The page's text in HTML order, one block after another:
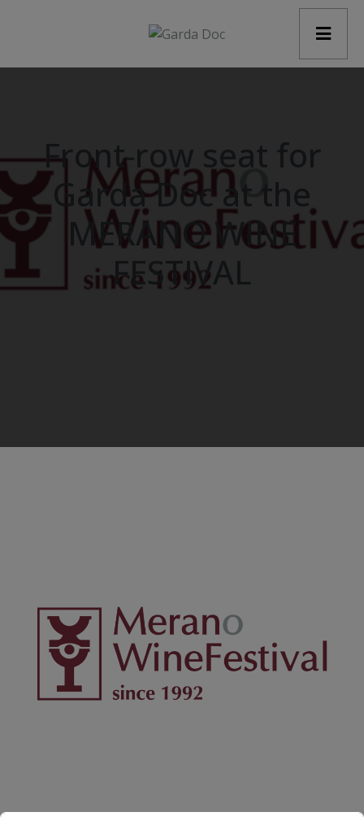
Front-row seat for
Garda Doc at the
MERANO WINE
FESTIVAL